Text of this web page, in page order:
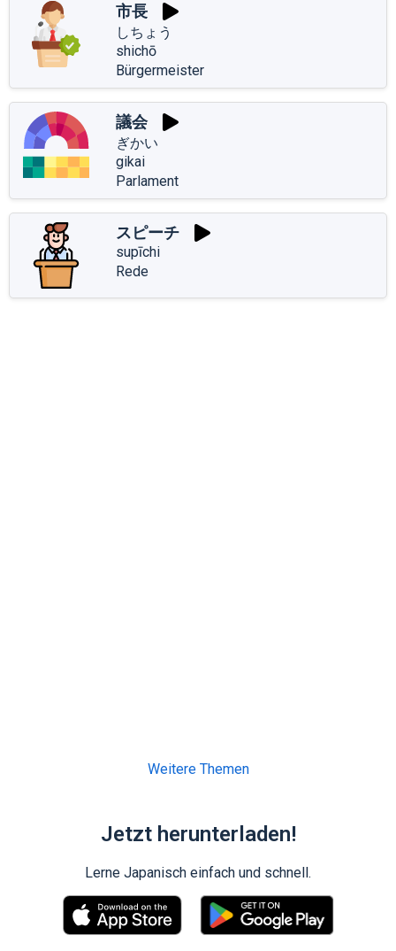
市長
しちょう
shichō
Bürgermeister
議会
ぎかい
gikai
Parlament
スピーチ
supīchi
Rede
Weitere Themen
Jetzt herunterladen!
Lerne Japanisch einfach und schnell.